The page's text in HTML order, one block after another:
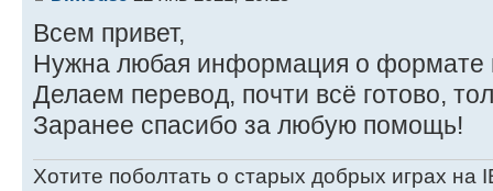
Всем привет,
Нужна любая информация о формате
Делаем перевод, почти всё готово,
Заранее спасибо за любую помощь!
Хотите поболтать о старых добрых играх на